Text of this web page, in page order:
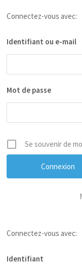
Connectez-vous avec:
Identifiant ou e-mail
Mot de passe
Se souvenir de
Connectez-vous avec:
Identifiant